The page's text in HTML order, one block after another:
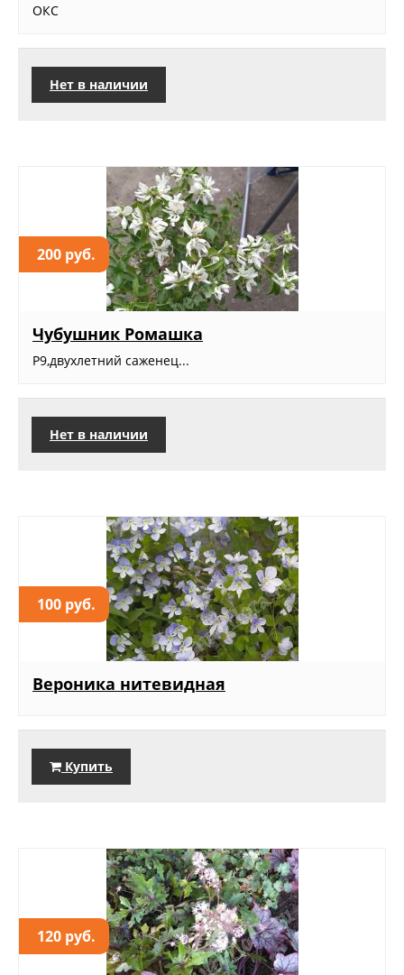
ОКС
Нет в наличии
200 руб.
Чубушник Ромашка
Р9,двухлетний саженец...
Нет в наличии
100 руб.
Вероника нитевидная
Купить
120 руб.